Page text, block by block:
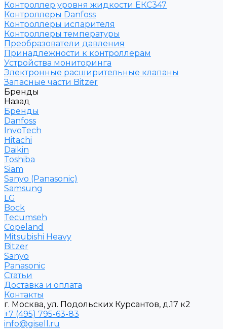
Контроллер уровня жидкости ЕКС347
Контроллеры Danfoss
Контроллеры испарителя
Контроллеры температуры
Преобразователи давления
Принадлежности к контроллерам
Устройства мониторинга
Электронные расширительные клапаны
Запасные части Bitzer
Бренды
Назад
Бренды
Danfoss
InvoTech
Hitachi
Daikin
Toshiba
Siam
Sanyo (Panasonic)
Samsung
LG
Bock
Tecumseh
Copeland
Mitsubishi Heavy
Bitzer
Sanyo
Рanasonic
Статьи
Доставка и оплата
Контакты
г. Москва, ул. Подольских Курсантов, д.17 к2
+7 (495) 795-63-83
info@gisell.ru